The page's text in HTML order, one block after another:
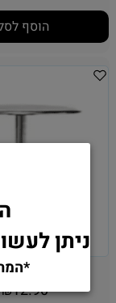
הוסף
מסמר לפרחים
₪12.90
ניתן